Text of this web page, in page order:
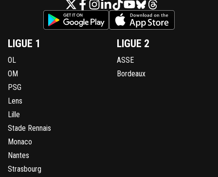
LIGUE 1
OL
OM
PSG
Lens
Lille
Stade Rennais
Monaco
Nantes
Strasbourg
LIGUE 2
ASSE
Bordeaux